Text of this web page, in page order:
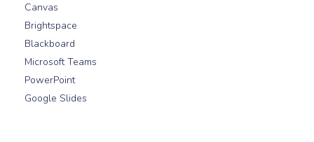
Canvas
Brightspace
Blackboard
Microsoft Teams
PowerPoint
Google Slides